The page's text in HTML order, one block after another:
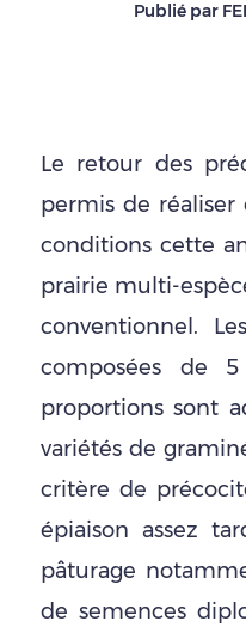
Publié par
Le retour des
permis de
conditions cette
prairie multi-
conventionnel.
composées de
proportions sont
variétés de
critère de
épiaison assez
pâturage
de semences